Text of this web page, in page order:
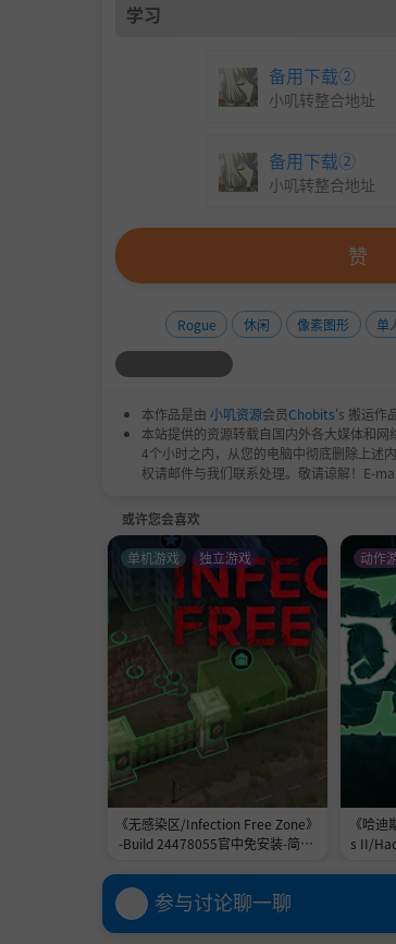
学习
备用下载②
小叽转整合地址
备用下载②
小叽转整合地址
赞
Rogue 休闲 像素图形 单
本作品是由 小叽资源会员Chobits's 搬运作
本站提供的资源转载自国内外各大媒体和
4个小时之内，从您的电脑中彻底删除上述
权请邮件与我们联系处理。敬请谅解！E-
或许您会喜欢
《无感染区/Infection Free Zone》
-Build 24478055官中免安装-简中|
单机游戏 独立游戏
《哈
s II/
动作
参与讨论聊一聊